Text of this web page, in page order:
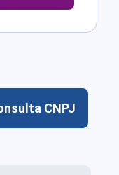
CNPJ